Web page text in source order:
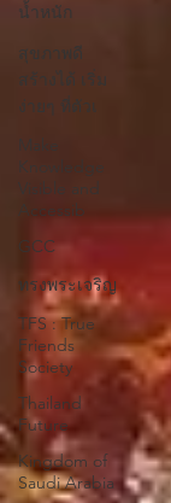
น้ำหนัก
สุขภาพดี
สร้างได้ เริ่ม
ง่ายๆ ที่ตัวเ
Make
Knowledge
Visible and
Accessib
GCC
ทรงพระเจริญ
TFS : True
Friends
Society
Thailand
Future
Kingdom of
Saudi Arabia